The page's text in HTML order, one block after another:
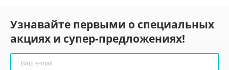
Узнавайте первыми о специальных
акциях и супер-предложениях!